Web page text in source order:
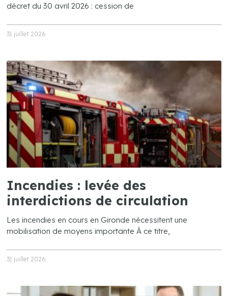
décret du 30 avril 2026 : cession de
31 juillet 2026
Incendies : levée des
interdictions de circulation
Les incendies en cours en Gironde nécessitent une
mobilisation de moyens importante À ce titre,
31 juillet 2026